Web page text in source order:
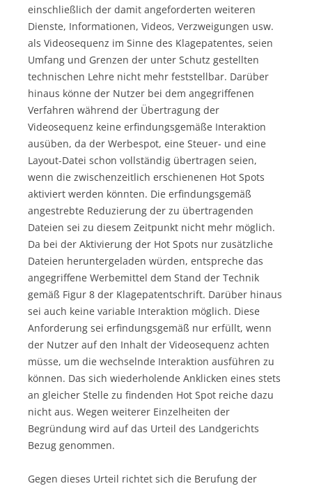
einschließlich der damit angeforderten weiteren
Dienste, Informationen, Videos, Verzweigungen usw.
als Videosequenz im Sinne des Klagepatentes, seien
Umfang und Grenzen der unter Schutz gestellten
technischen Lehre nicht mehr feststellbar. Darüber
hinaus könne der Nutzer bei dem angegriffenen
Verfahren während der Übertragung der
Videosequenz keine erfindungsgemäße Interaktion
ausüben, da der Werbespot, eine Steuer- und eine
Layout-Datei schon vollständig übertragen seien,
wenn die zwischenzeitlich erschienenen Hot Spots
aktiviert werden könnten. Die erfindungsgemäß
angestrebte Reduzierung der zu übertragenden
Dateien sei zu diesem Zeitpunkt nicht mehr möglich.
Da bei der Aktivierung der Hot Spots nur zusätzliche
Dateien heruntergeladen würden, entspreche das
angegriffene Werbemittel dem Stand der Technik
gemäß Figur 8 der Klagepatentschrift. Darüber hinaus
sei auch keine variable Interaktion möglich. Diese
Anforderung sei erfindungsgemäß nur erfüllt, wenn
der Nutzer auf den Inhalt der Videosequenz achten
müsse, um die wechselnde Interaktion ausführen zu
können. Das sich wiederholende Anklicken eines stets
an gleicher Stelle zu findenden Hot Spot reiche dazu
nicht aus. Wegen weiterer Einzelheiten der
Begründung wird auf das Urteil des Landgerichts
Bezug genommen.
Gegen dieses Urteil richtet sich die Berufung der